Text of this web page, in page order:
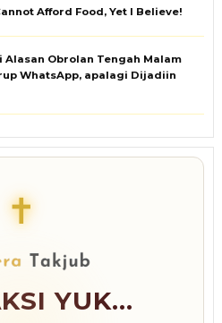
Afford Food, Yet I Believe!
Alasan Obrolan Tengah Malam
WhatsApp, apalagi Dijadiin
✝
YUK...